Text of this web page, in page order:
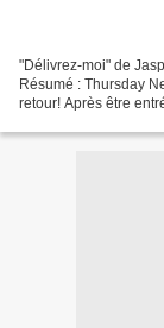
"Délivrez-moi" de
Résumé : Thursday
retour! Après être